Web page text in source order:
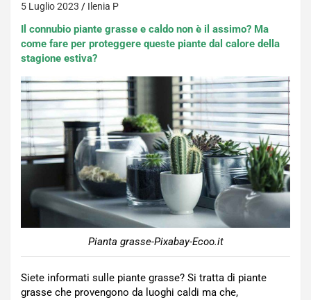
5 Luglio 2023 Ilenia P
Il connubio piante grasse e caldo non è il assimo? Ma
come fare per proteggere queste piante dal calore della
stagione estiva?
Pianta grasse-Pixabay-Ecoo.it
Siete informati sulle piante grasse? Si tratta di piante
grasse che provengono da luoghi caldi ma che,